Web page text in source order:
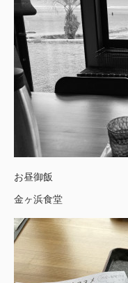
お昼御飯
金ヶ浜食堂